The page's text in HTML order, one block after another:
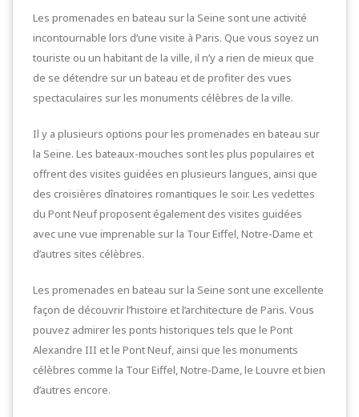
Les promenades en bateau sur la Seine sont une activité
incontournable lors d’une visite à Paris. Que vous soyez un
touriste ou un habitant de la ville, il n’y a rien de mieux que
de se détendre sur un bateau et de profiter des vues
spectaculaires sur les monuments célèbres de la ville.
Il y a plusieurs options pour les promenades en bateau sur
la Seine. Les bateaux-mouches sont les plus populaires et
offrent des visites guidées en plusieurs langues, ainsi que
des croisières dînatoires romantiques le soir. Les vedettes
du Pont Neuf proposent également des visites guidées
avec une vue imprenable sur la Tour Eiffel, Notre-Dame et
d’autres sites célèbres.
Les promenades en bateau sur la Seine sont une excellente
façon de découvrir l’histoire et l’architecture de Paris. Vous
pouvez admirer les ponts historiques tels que le Pont
Alexandre III et le Pont Neuf, ainsi que les monuments
célèbres comme la Tour Eiffel, Notre-Dame, le Louvre et bien
d’autres encore.